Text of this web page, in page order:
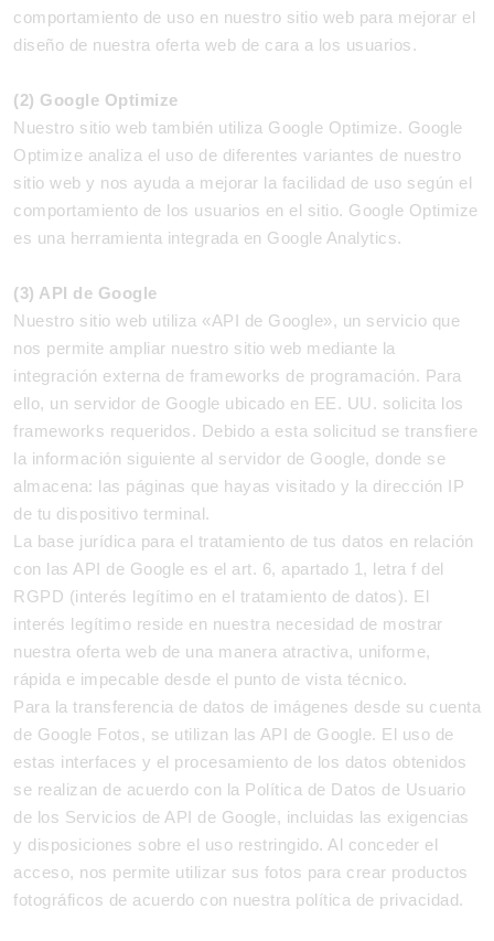
comportamiento de uso en nuestro sitio web para mejorar el
diseño de nuestra oferta web de cara a los usuarios.
(2) Google Optimize
Nuestro sitio web también utiliza Google Optimize. Google
Optimize analiza el uso de diferentes variantes de nuestro
sitio web y nos ayuda a mejorar la facilidad de uso según el
comportamiento de los usuarios en el sitio. Google Optimize
es una herramienta integrada en Google Analytics.
(3) API de Google
Nuestro sitio web utiliza «API de Google», un servicio que
nos permite ampliar nuestro sitio web mediante la
integración externa de frameworks de programación. Para
ello, un servidor de Google ubicado en EE. UU. solicita los
frameworks requeridos. Debido a esta solicitud se transfiere
la información siguiente al servidor de Google, donde se
almacena: las páginas que hayas visitado y la dirección IP
de tu dispositivo terminal.
La base jurídica para el tratamiento de tus datos en relación
con las API de Google es el art. 6, apartado 1, letra f del
RGPD (interés legítimo en el tratamiento de datos). El
interés legítimo reside en nuestra necesidad de mostrar
nuestra oferta web de una manera atractiva, uniforme,
rápida e impecable desde el punto de vista técnico.
Para la transferencia de datos de imágenes desde su cuenta
de Google Fotos, se utilizan las API de Google. El uso de
estas interfaces y el procesamiento de los datos obtenidos
se realizan de acuerdo con la Política de Datos de Usuario
de los Servicios de API de Google, incluidas las exigencias
y disposiciones sobre el uso restringido. Al conceder el
acceso, nos permite utilizar sus fotos para crear productos
fotográficos de acuerdo con nuestra política de privacidad.